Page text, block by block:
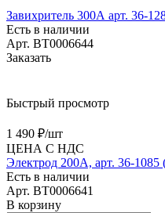
Завихритель 300А арт. 36-
Есть в наличии
Арт. BT0006644
Заказать
Быстрый просмотр
1 490 ₽/шт
ЦЕНА С НДС
Электрод 200А, арт. 36-
Есть в наличии
Арт. BT0006641
В корзину